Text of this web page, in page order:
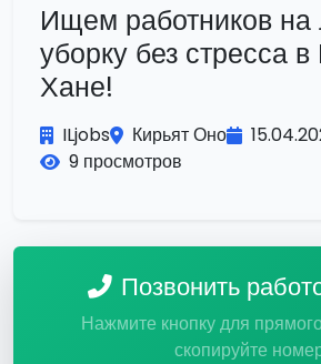
Ищем работников на
уборку без стресса
Хане!
ILjobs Кирьят Оно
9 просмотров
Позвонить
Нажмите кнопку для
скопируйте